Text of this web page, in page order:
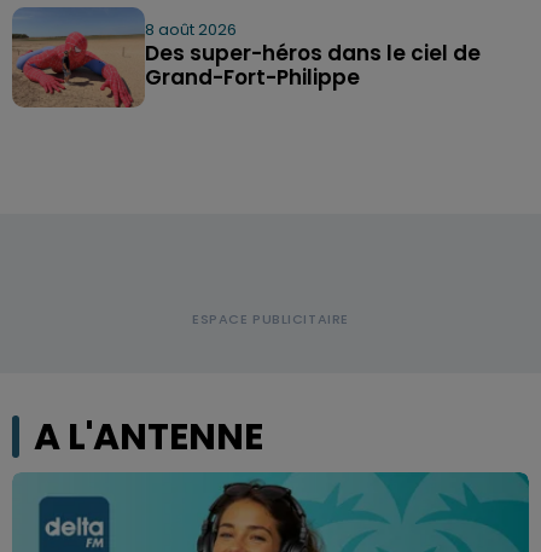
8 août 2026
Des super-héros dans le ciel de
Grand-Fort-Philippe
A L'ANTENNE